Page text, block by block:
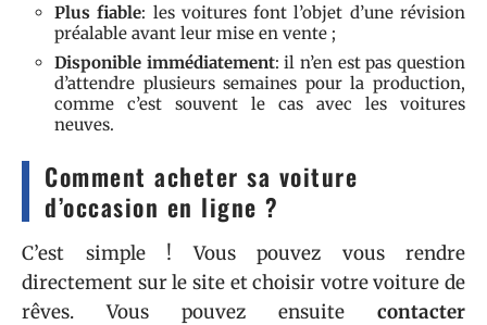
Plus fiable: les voitures font l’objet d’une révision
préalable avant leur mise en vente ;
Disponible immédiatement: il n’en est pas question
d’attendre plusieurs semaines pour la production,
comme c’est souvent le cas avec les voitures
neuves.
Comment acheter sa voiture
d’occasion en ligne ?
C’est simple ! Vous pouvez vous rendre
directement sur le site et choisir votre voiture de
rêves. Vous pouvez ensuite contacter